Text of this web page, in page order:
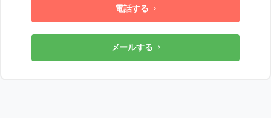
電話する
メールする